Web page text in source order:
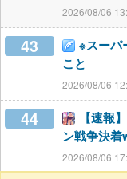
2026/08/06
43
※スーパ
こと
2026/08/06
44
【速報
ン戦争決
2026/08/06